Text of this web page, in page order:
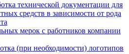
технической документации для
средств в зависимости от рода
мерок с работников компании
(при необходимости) логотипов